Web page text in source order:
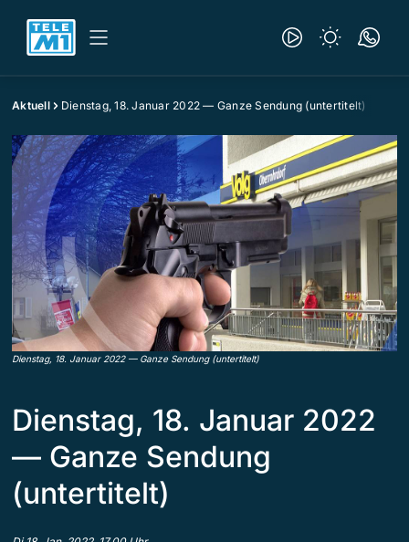
Aktuell Dienstag, 18. Januar 2022 — Ganze Sendung (untertitelt)
Dienstag, 18. Januar 2022 — Ganze Sendung (untertitelt)
Dienstag, 18. Januar 2022
— Ganze Sendung
(untertitelt)